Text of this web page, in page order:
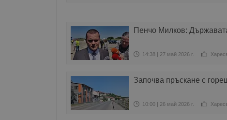
Пенчо Милков:
14:38 | 27 май 2026 г.
Започва пръскане с
10:00 | 26 май 2026 г.